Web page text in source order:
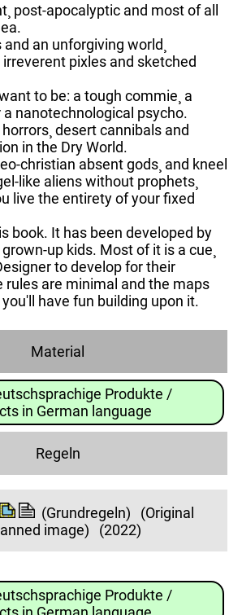
post-apocalyptic and most of all
and an unforgiving world¸
pixles and sketched
to be: a tough commie¸ a
nanotechnological psycho.
desert cannibals and
in the Dry World.
christian absent gods¸ and kneel
like aliens without prophets¸
live the entirety of your fixed
book. It has been developed by
up kids. Most of it is a cue¸
to develop for their
rules are minimal and the maps
have fun building upon it.
Material
Produkte /
in German language
Regeln
(Grundregeln)
(Original
image)
(2022)
Produkte /